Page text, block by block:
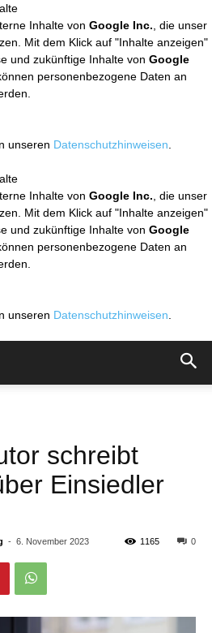
Inhalte von Google Inc. , die unser
Mit dem Klick auf "Inhalte anzeigen"
und zukünftige Inhalte von Google
personenbezogene Daten an
unseren Datenschutzhinweisen
Inhalte von Google Inc. , die unser
Mit dem Klick auf "Inhalte anzeigen"
und zukünftige Inhalte von Google
personenbezogene Daten an
unseren Datenschutzhinweisen
schreibt
Einsiedler
- 6. November 2023 0
1165